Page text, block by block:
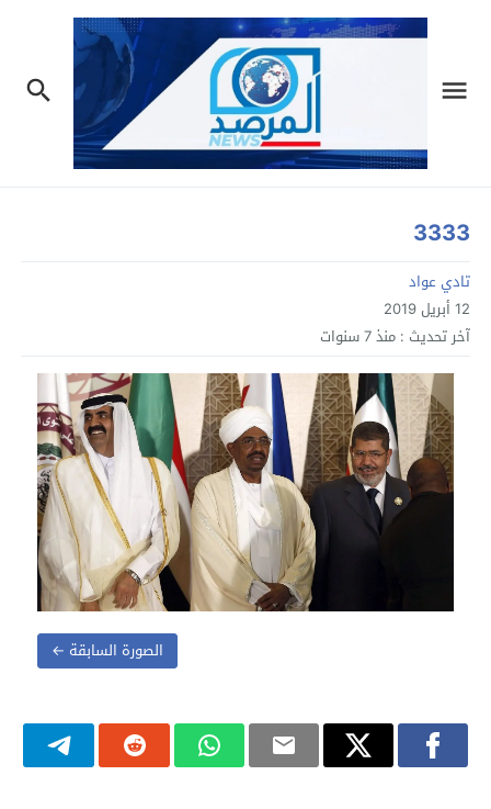
3333
تادي عواد
12 أبريل 2019
آخر تحديث : منذ 7 سنوات
الصورة السابقة ←